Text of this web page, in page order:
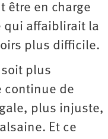
être en charge
qui affaiblirait la
plus difficile.
soit plus
continue de
plus injuste,
Et ce